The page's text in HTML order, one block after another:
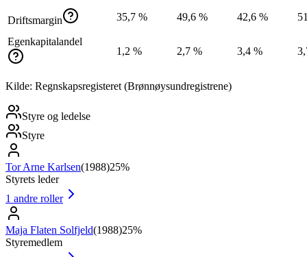
Driftsmargin 35,7 % 49,6 % 42,6 %
Egenkapitalandel
1,2 %
2,7 % 3,4 %
Kilde: Regnskapsregisteret (Brønnøysundregistrene)
Styre og ledelse
Styre
Tor Arne Karlsen(1988)25%
Styrets leder
1 andre roller
Maja Flaten Solfjeld(1988)25%
Styremedlem